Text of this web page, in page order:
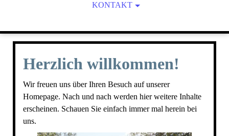
KONTAKT
DATENSCHUTZ
SITEMAP
Herzlich willkommen!
Wir freuen uns über Ihren Besuch auf unserer
Homepage. Nach und nach werden hier weitere Inhalte
erscheinen. Schauen Sie einfach immer mal herein bei
uns.